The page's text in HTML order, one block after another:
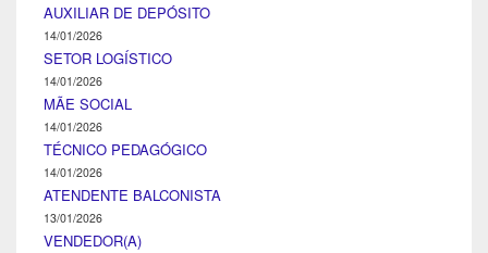
AUXILIAR DE DEPÓSITO
14/01/2026
SETOR LOGÍSTICO
14/01/2026
MÃE SOCIAL
14/01/2026
TÉCNICO PEDAGÓGICO
14/01/2026
ATENDENTE BALCONISTA
13/01/2026
VENDEDOR(A)